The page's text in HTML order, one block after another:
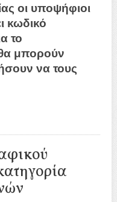
οι υποψήφιοι
κωδικό
το
μπορούν
να τους